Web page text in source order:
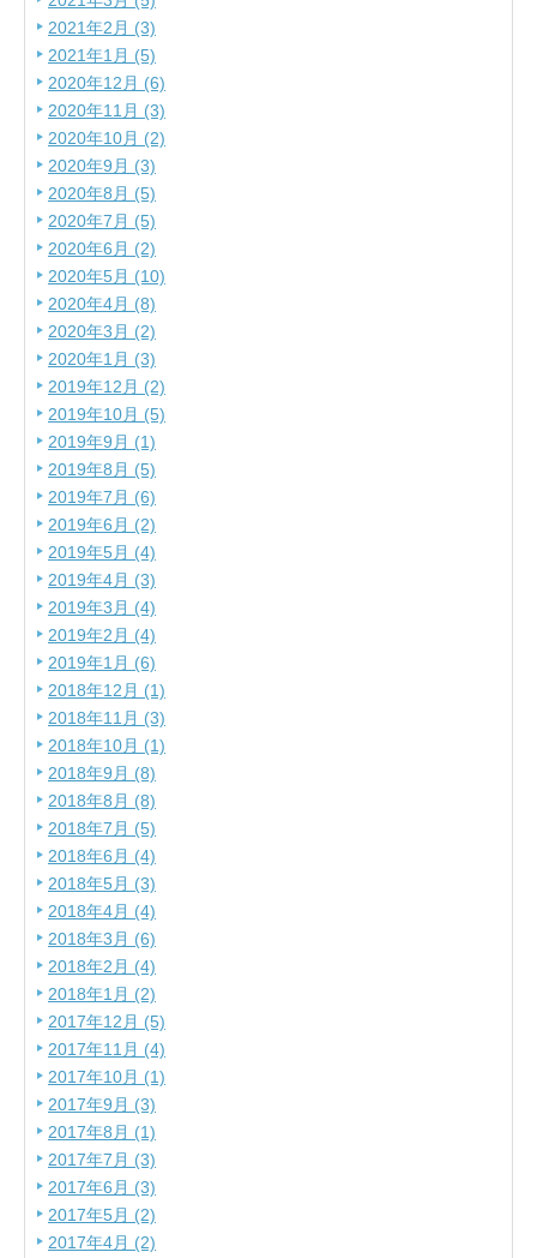
2021年2月 (3)
2021年1月 (5)
2020年12月 (6)
2020年11月 (3)
2020年10月 (2)
2020年9月 (3)
2020年8月 (5)
2020年7月 (5)
2020年6月 (2)
2020年5月 (10)
2020年4月 (8)
2020年3月 (2)
2020年1月 (3)
2019年12月 (2)
2019年10月 (5)
2019年9月 (1)
2019年8月 (5)
2019年7月 (6)
2019年6月 (2)
2019年5月 (4)
2019年4月 (3)
2019年3月 (4)
2019年2月 (4)
2019年1月 (6)
2018年12月 (1)
2018年11月 (3)
2018年10月 (1)
2018年9月 (8)
2018年8月 (8)
2018年7月 (5)
2018年6月 (4)
2018年5月 (3)
2018年4月 (4)
2018年3月 (6)
2018年2月 (4)
2018年1月 (2)
2017年12月 (5)
2017年11月 (4)
2017年10月 (1)
2017年9月 (3)
2017年8月 (1)
2017年7月 (3)
2017年6月 (3)
2017年5月 (2)
2017年4月 (2)